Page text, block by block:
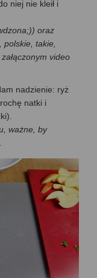
niej nie kleił i
oraz
polskie, takie,
video
nadzienie: ryż
natki i
ważne, by